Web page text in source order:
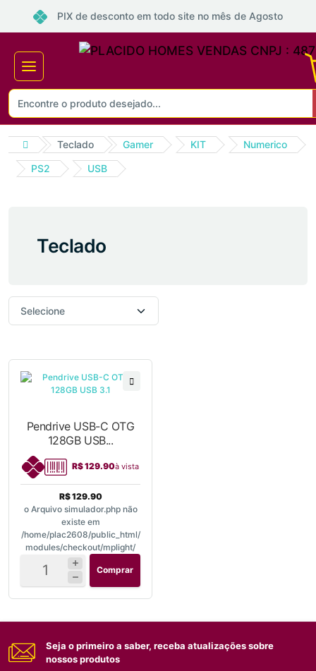
PIX de desconto em todo site no mês de Agosto
Teclado Gamer KIT
Numerico
PS2
USB
Teclado
Pendrive USB-C OTG
128GB USB...
R$ 129.90à vista
R$ 129.90
o Arquivo simulador.php não
existe em
/home/plac2608/public_html/
modules/checkout/mplight/
Comprar
Seja o primeiro a saber, receba atualizações sobre
nossos produtos